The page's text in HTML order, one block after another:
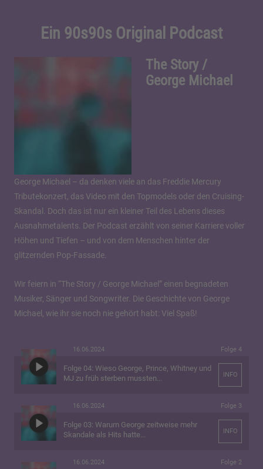
Ein 90s90s Original Podcast
The Story /
George Michael
George Michael – da denken viele an das Freddie Mercury
Tributekonzert, das Video mit den Topmodels oder den Cruising-
Skandal. Doch das ist nur ein kleiner Teil des Lebens dieses
Ausnahmetalents. Der Podcast erzählt von seiner Karriere voller
Höhen und Tiefen – und von dem Menschen hinter der
glitzernden Pop-Fassade.
Wir feiern in “The Story / George Michael” einen begnadeten
Musiker, Sänger und Songwriter. Die Geschichte von George
Michael, wie ihr sie noch nie gehört habt: Viel Spaß!
16.06.2024 Folge 4
Folge 04: Wieso George, Prince, Whitney und
MJ zu früh sterben mussten...
INFO
16.06.2024 Folge 3
Folge 03: Warum George zeitweise mehr
Skandale als Hits hatte...
INFO
16.06.2024 Folge 2